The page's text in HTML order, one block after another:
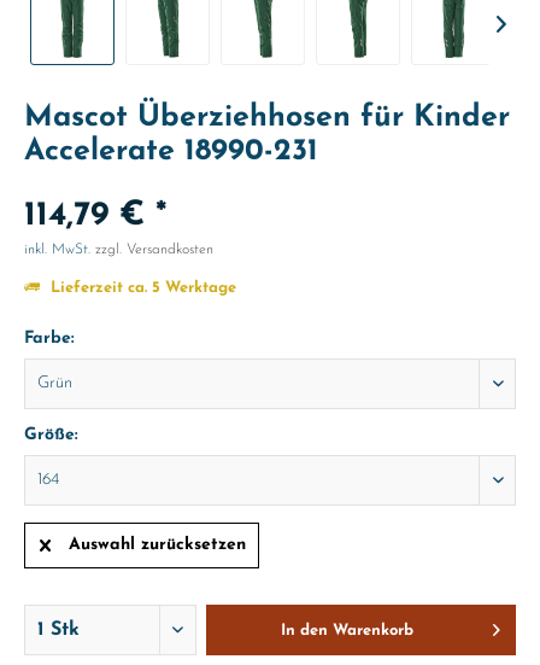
Mascot Überziehhosen für Kinder
Accelerate 18990-231
114,79 € *
inkl. MwSt. zzgl. Versandkosten
Lieferzeit ca. 5 Werktage
Farbe:
Größe:
Auswahl zurücksetzen
In den Warenkorb